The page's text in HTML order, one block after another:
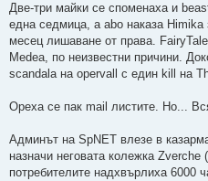
Две-три майки се споменаха и
една седмица, а abo наказа
месец лишаване от права.
Medea, по неизвестни причини.
scandala на opervall с един kill на
Ореха се пак mail листите. Но...
Админът на SpNET влезе в
назначи неговата колежка
потребителите надхвърлиха 6000